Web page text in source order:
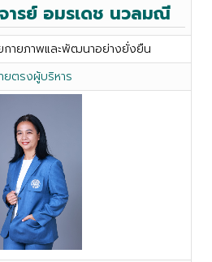
ารย์ อมรเดช นวลมณี
กายภาพและพัฒนาอย่างยั่งยืน
ยตรงผู้บริหาร